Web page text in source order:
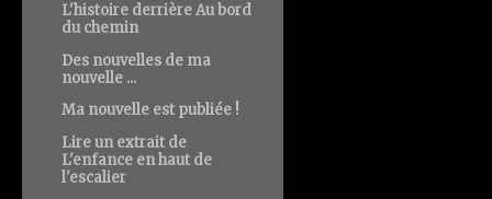
L'histoire derrière Au bord
du chemin
Des nouvelles de ma
nouvelle ...
Ma nouvelle est publiée !
Lire un extrait de
L'enfance en haut de
l'escalier